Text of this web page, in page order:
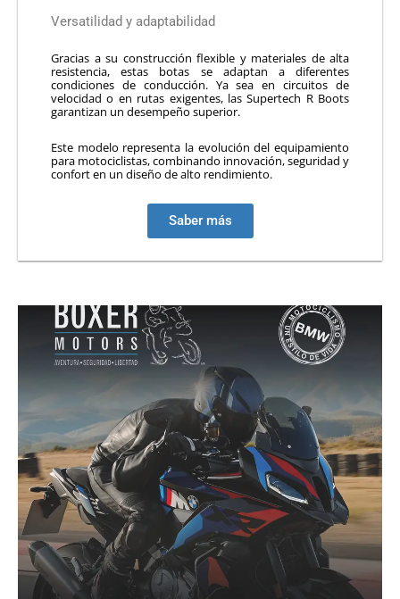
Versatilidad y adaptabilidad
Gracias a su construcción flexible y materiales de alta
resistencia, estas botas se adaptan a diferentes
condiciones de conducción. Ya sea en circuitos de
velocidad o en rutas exigentes, las Supertech R Boots
garantizan un desempeño superior.
Este modelo representa la evolución del equipamiento
para motociclistas, combinando innovación, seguridad y
confort en un diseño de alto rendimiento.
Saber más